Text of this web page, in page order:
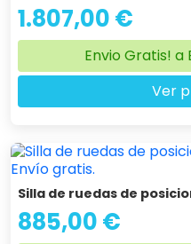
1.807,00 €
Envio Gratis! a
Ver
Silla de ruedas de
885,00 €